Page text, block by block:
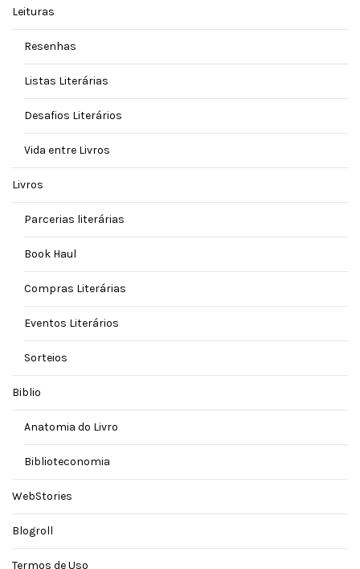
Leituras
Resenhas
Listas Literárias
Desafios Literários
Vida entre Livros
Livros
Parcerias literárias
Book Haul
Compras Literárias
Eventos Literários
Sorteios
Biblio
Anatomia do Livro
Biblioteconomia
WebStories
Blogroll
Termos de Uso